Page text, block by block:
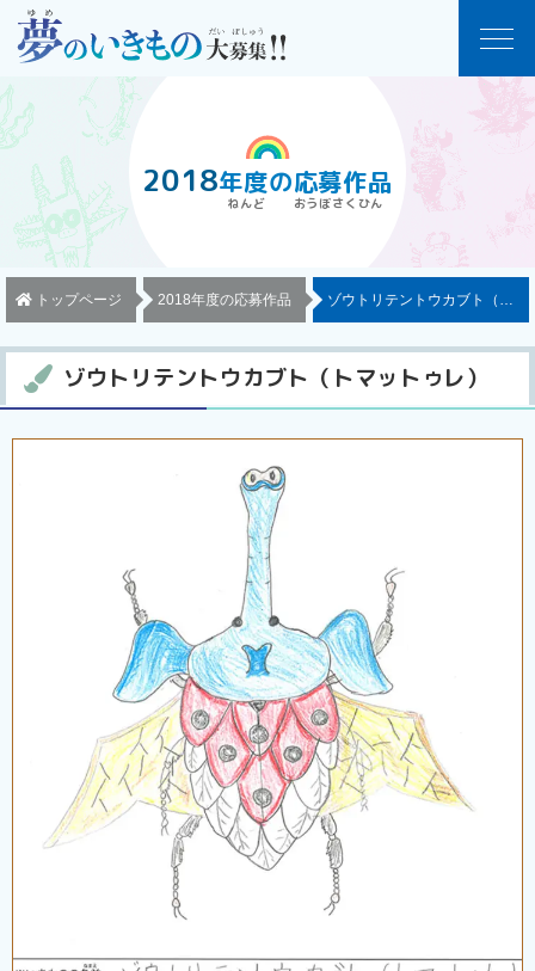
2018年度の応募作品
トップページ 2018年度の応募作品 ゾウトリテントウカブト（トマ
ゾウトリテントウカブト（トマットゥレ）